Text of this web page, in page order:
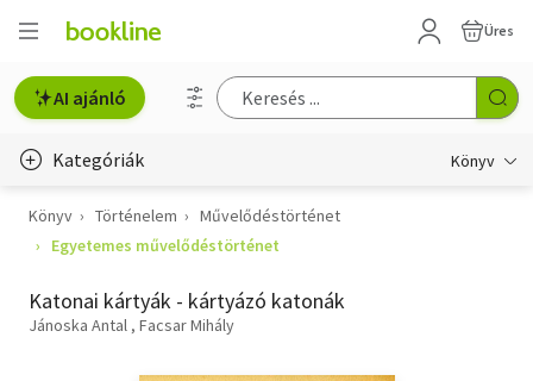
Üres
AI ajánló
Kategóriák Könyv
Életmód, egészség
Gyermek- és ifjúsági
Hobbi, szabadidő
Könyv Történelem
Művelődéstörténet
Egyetemes művelődéstörténet
Katonai kártyák - kártyázó katonák
Jánoska Antal Facsar Mihály